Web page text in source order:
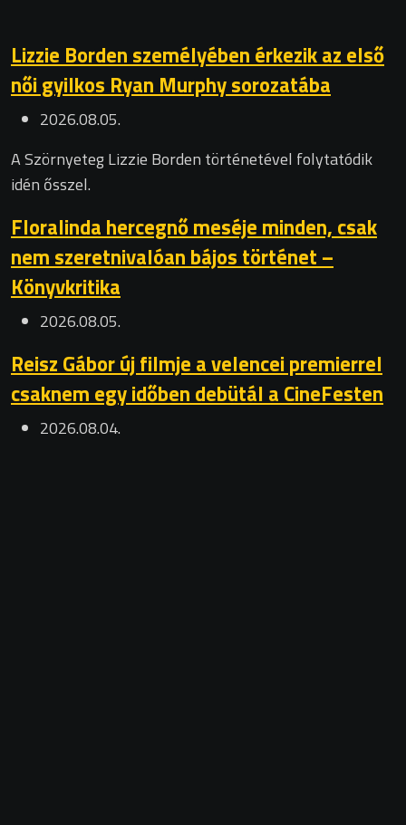
Lizzie Borden személyében érkezik az első
női gyilkos Ryan Murphy sorozatába
2026.08.05.
A Szörnyeteg Lizzie Borden történetével folytatódik
idén ősszel.
Floralinda hercegnő meséje minden, csak
nem szeretnivalóan bájos történet –
Könyvkritika
2026.08.05.
Reisz Gábor új filmje a velencei premierrel
csaknem egy időben debütál a CineFesten
2026.08.04.